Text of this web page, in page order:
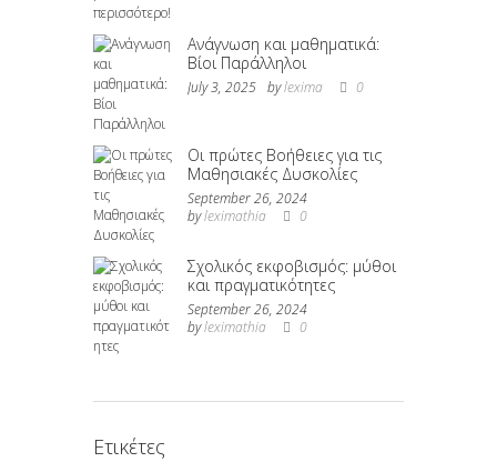
Ανάγνωση και μαθηματικά:
Βίοι Παράλληλοι
July 3, 2025 bylexima 0
Οι πρώτες Βοήθειες για τις
Μαθησιακές Δυσκολίες
September 26, 2024
byleximathia 0
Σχολικός εκφοβισμός: μύθοι
και πραγματικότητες
September 26, 2024
byleximathia 0
Ετικέτες